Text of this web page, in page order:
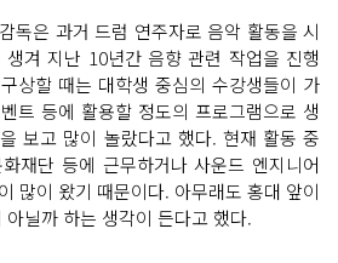
독은 과거 드럼 연주자로 음악 활동을 시
겨 지난 10년간 음향 관련 작업을 진행
상할 때는 대학생 중심의 수강생들이 가
트 등에 활용할 정도의 프로그램으로 생
보고 많이 놀랐다고 했다. 현재 활동 중
재단 등에 근무하거나 사운드 엔지니어
많이 왔기 때문이다. 아무래도 홍대 앞이
닐까 하는 생각이 든다고 했다.